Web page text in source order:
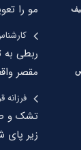
مو را
ربطی به
مقصر
فرزانه
تشک و
زیر